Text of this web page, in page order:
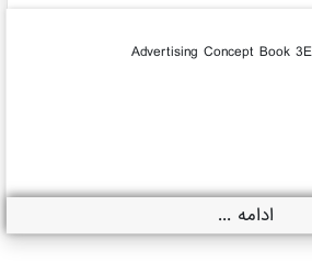
Advertising Concept Book
ادامه ...